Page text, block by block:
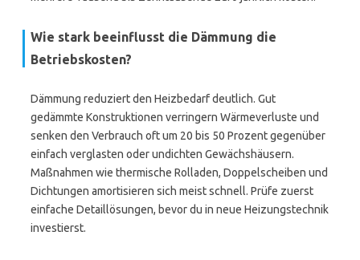
Wie stark beeinflusst die Dämmung die
Betriebskosten?
Dämmung reduziert den Heizbedarf deutlich. Gut
gedämmte Konstruktionen verringern Wärmeverluste und
senken den Verbrauch oft um 20 bis 50 Prozent gegenüber
einfach verglasten oder undichten Gewächshäusern.
Maßnahmen wie thermische Rolladen, Doppelscheiben und
Dichtungen amortisieren sich meist schnell. Prüfe zuerst
einfache Detaillösungen, bevor du in neue Heizungstechnik
investierst.